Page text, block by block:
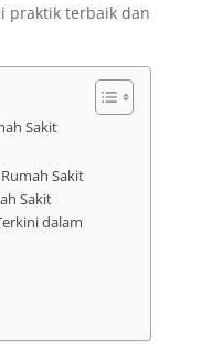
praktik terbaik dan
Sakit
Sakit
Sakit
dalam